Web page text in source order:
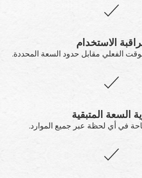
الاستخدام
الفعلي مقابل حدود السعة المحددة.
السعة المتبقية
في أي لحظة عبر جميع الموارد.